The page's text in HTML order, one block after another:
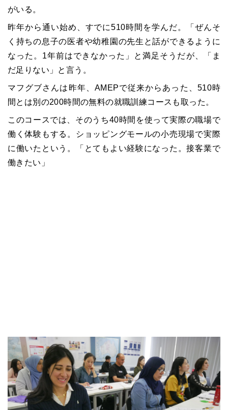
がいる。
昨年から通い始め、すでに510時間を学んだ。「ぜんそ
く持ちの息子の医者や幼稚園の先生と話ができるように
なった。1年前はできなかった」と満足そうだが、「ま
だ足りない」と言う。
マフグブさんは昨年、AMEPで従来からあった、510時
間とは別の200時間の無料の就職訓練コースも取った。
このコースでは、そのうち40時間を使って実際の職場で
働く体験もする。ショッピングモールの小売現場で実際
に働いたという。「とてもよい経験になった。接客業で
働きたい」